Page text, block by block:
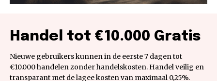
Handel tot €10.000 Gratis
Nieuwe gebruikers kunnen in de eerste 7 dagen tot
€10.000 handelen zonder handelskosten. Handel veilig en
transparant met de lagee kosten van maximaal 0,25%.